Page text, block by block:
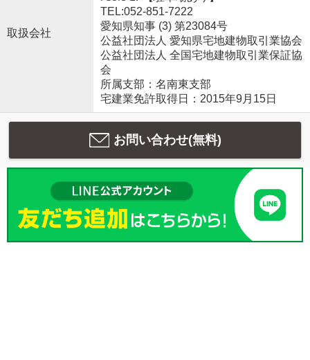
取扱会社
TEL:052-851-7222
愛知県知事 (3) 第23084号
公益社団法人 愛知県宅地建物取引業協会
公益社団法人 全国宅地建物取引業保証協
会
所属支部：名南東支部
宅建業免許取得日：2015年9月15日
お問い合わせ(無料)